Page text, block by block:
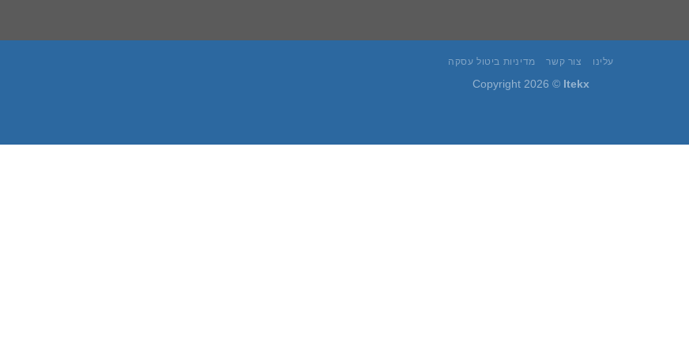
עלינו צור קשר מדיניות ביטול עסקה
Copyright 2026 © Itekx